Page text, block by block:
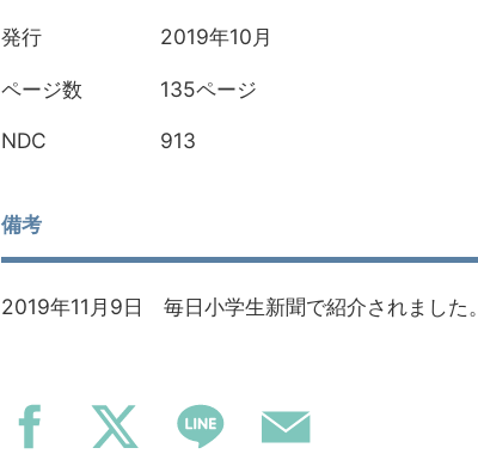
発行 2019年10月
ページ数 135ページ
NDC 913
備考
2019年11月9日 毎日小学生新聞で紹介されました。